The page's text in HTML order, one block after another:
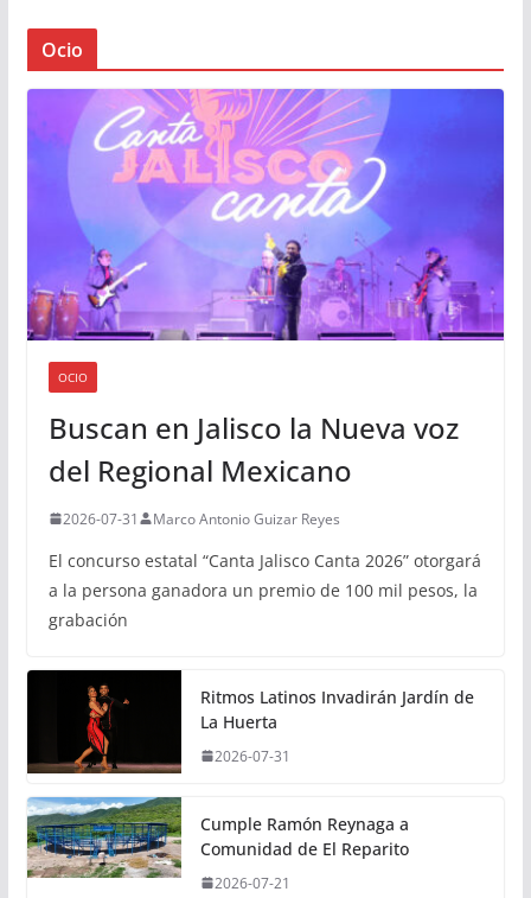
Ocio
OCIO
Buscan en Jalisco la Nueva voz
del Regional Mexicano
2026-07-31 Marco Antonio Guizar Reyes
El concurso estatal “Canta Jalisco Canta 2026” otorgará
a la persona ganadora un premio de 100 mil pesos, la
grabación
Ritmos Latinos Invadirán Jardín de
La Huerta
2026-07-31
Cumple Ramón Reynaga a
Comunidad de El Reparito
2026-07-21